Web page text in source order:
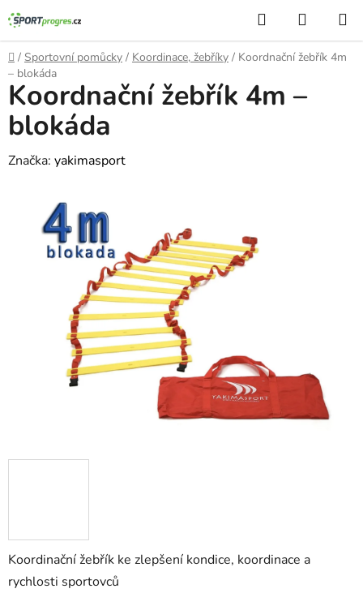
Přejít
na
obsah
Hledat
KOŠÍK
Domů
/ Sportovní pomůcky / Koordinace, žebříky / Koordnační žebřík 4m
– blokáda
Koordinační žebřík ke zlepšení kondice, koordinace a
rychlosti sportovců
Koordnační žebřík 4m –
blokáda
Značka: yakimasport